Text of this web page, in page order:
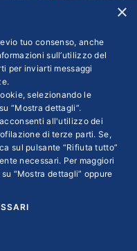
organizza
fare il punto su
di
è affidata
di Confindustria
×
tuo consenso, anche
sull’utilizzo del
per inviarti messaggi
selezionando le
“Mostra dettagli”.
all'utilizzo dei
di terze parti. Se,
sul pulsante “Rifiuta tutto”
necessari. Per maggiori
“Mostra dettagli” oppure